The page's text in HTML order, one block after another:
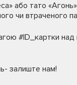
або тато
чи втраченого
#ID_картки
залиште нам!